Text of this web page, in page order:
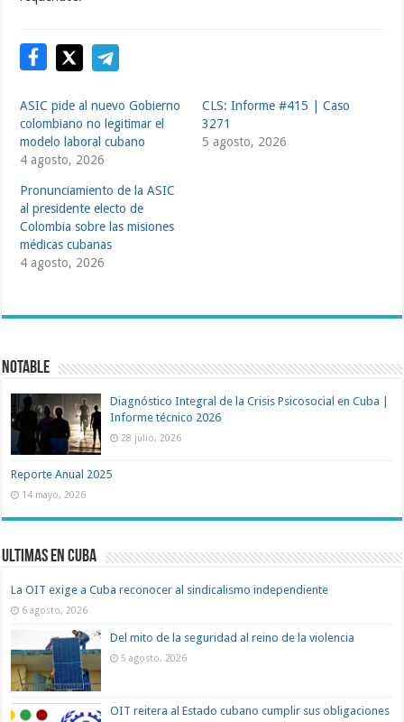
ASIC pide al nuevo Gobierno
colombiano no legitimar el
modelo laboral cubano
4 agosto, 2026
CLS: Informe #415 | Caso
3271
5 agosto, 2026
Pronunciamiento de la ASIC
al presidente electo de
Colombia sobre las misiones
médicas cubanas
4 agosto, 2026
Notable
Diagnóstico Integral de la Crisis Psicosocial en Cuba |
Informe técnico 2026
28 julio, 2026
Reporte Anual 2025
14 mayo, 2026
Ultimas en Cuba
La OIT exige a Cuba reconocer al sindicalismo independiente
6 agosto, 2026
Del mito de la seguridad al reino de la violencia
5 agosto, 2026
OIT reitera al Estado cubano cumplir sus obligaciones